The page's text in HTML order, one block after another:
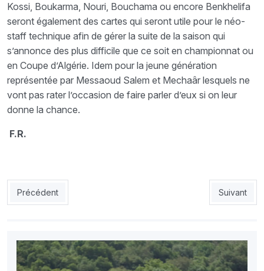
Kossi, Boukarma, Nouri, Bouchama ou encore Benkhelifa
seront également des cartes qui seront utile pour le néo-
staff technique afin de gérer la suite de la saison qui
s’annonce des plus difficile que ce soit en championnat ou
en Coupe d’Algérie. Idem pour la jeune génération
représentée par Messaoud Salem et Mechaâr lesquels ne
vont pas rater l’occasion de faire parler d’eux si on leur
donne la chance.
F.R.
Article précédent : MCA-JSS : Le Mouloudia veut reprendre
Précédent Article
Suivant